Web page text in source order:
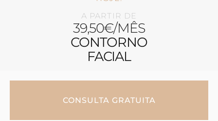
A PARTIR DE
39,50€/MÊS
CONTORNO
FACIAL
CONSULTA GRATUITA